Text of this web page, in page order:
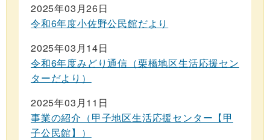
2025年03月26日
令和6年度小佐野公民館だより
2025年03月14日
令和6年度みどり通信（栗橋地区生活応援セン
ターだより）
2025年03月11日
事業の紹介（甲子地区生活応援センター【甲
子公民館】）